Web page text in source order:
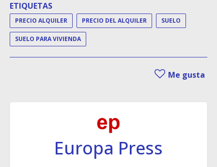
ETIQUETAS
PRECIO ALQUILER PRECIO DEL ALQUILER SUELO
SUELO PARA VIVIENDA
Me gusta
Europa Press